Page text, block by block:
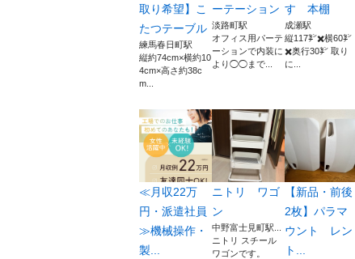
取り希望】こ
たつテーブル
練馬春日町駅
縦約74cm×横約10
4cm×高さ約38c
m...
ーテーション
淡路町駅
オフィス用パーテ
ーションで内装に
より◯◯まで...
す 本棚
成瀬駅
縦117㌢✖️横60㌢
✖️奥行30㌢ 取り
に...
≪月収22万
円・派遣社員
≫機械操作・
製...
ニトリ ワゴ
ン
中野富士見町駅...
ニトリ スチール
ワゴンです。
【新品・前後
2枚】パラマ
ウント レン
ト...